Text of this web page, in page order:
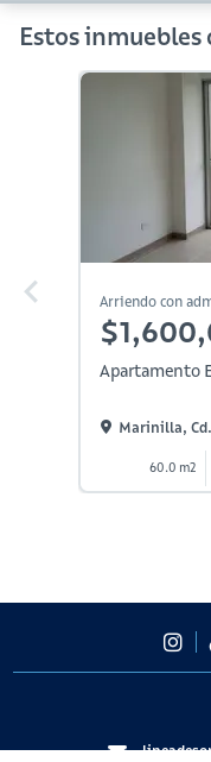
Estos inmuebles
Arriendo con
Apartamento
Marinilla,
60.0 m2